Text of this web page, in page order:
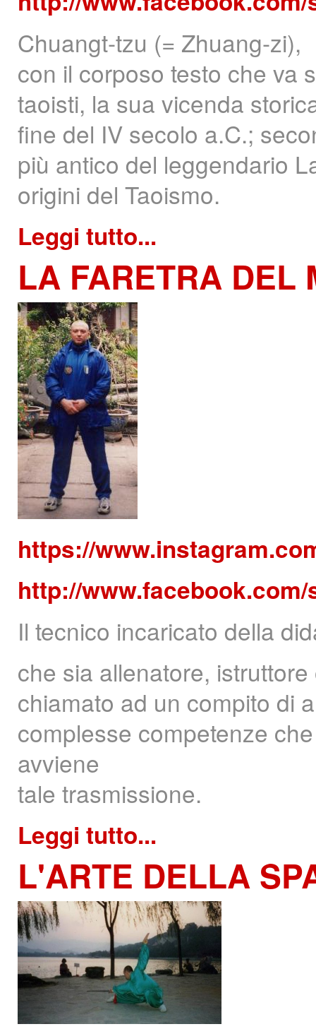
Chuangt-tzu (= Zhuang-zi),
con il corposo testo che va
taoisti, la sua vicenda
fine del IV secolo a.C.;
più antico del leggendario
origini del Taoismo.
Leggi tutto...
LA FARETRA DEL
https://
http://
Il tecnico incaricato della
che sia allenatore,
chiamato ad un compito di
complesse competenze
avviene
tale trasmissione.
Leggi tutto...
L'ARTE DELLA